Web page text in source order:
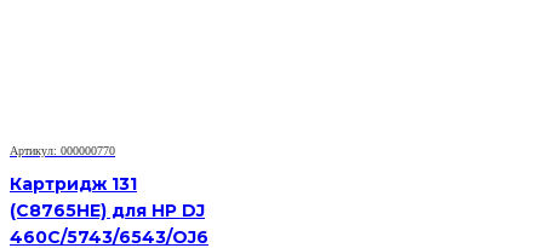
Артикул: 000000770
Картридж 131
(С8765HE) для HP DJ
460C/5743/6543/OJ6